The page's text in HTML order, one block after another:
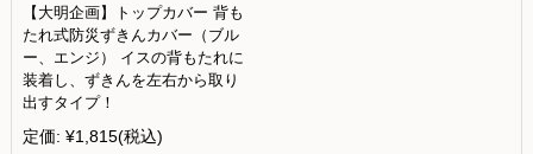
【大明企画】トップカバー 背も
たれ式防災ずきんカバー（ブル
ー、エンジ） イスの背もたれに
装着し、ずきんを左右から取り
出すタイプ！
定価: ¥1,815(税込)